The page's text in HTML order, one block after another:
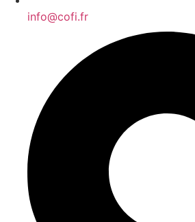
info@cofi.fr